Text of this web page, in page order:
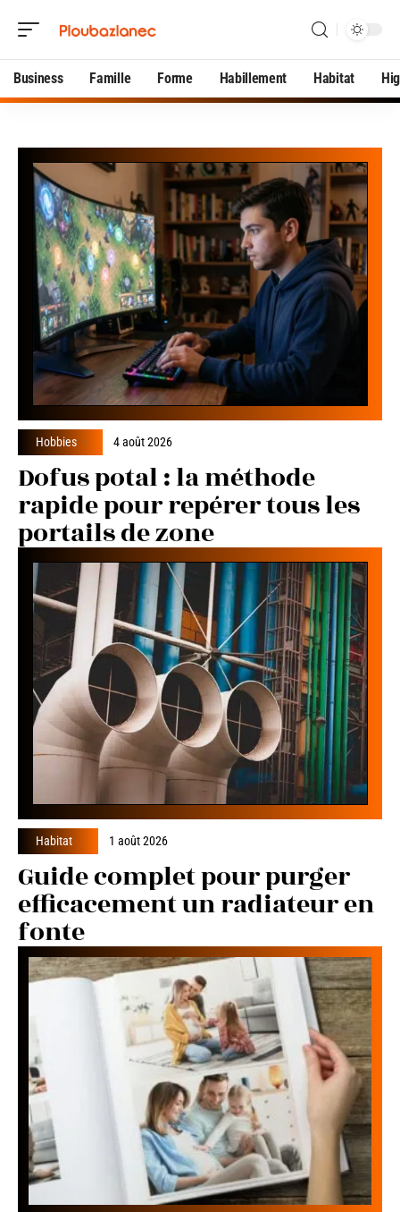
Business Famille Forme Habillement Habitat
Hobbies 4 août 2026
Dofus potal : la méthode
rapide pour repérer tous les
portails de zone
Habitat 1 août 2026
Guide complet pour purger
efficacement un radiateur en
fonte